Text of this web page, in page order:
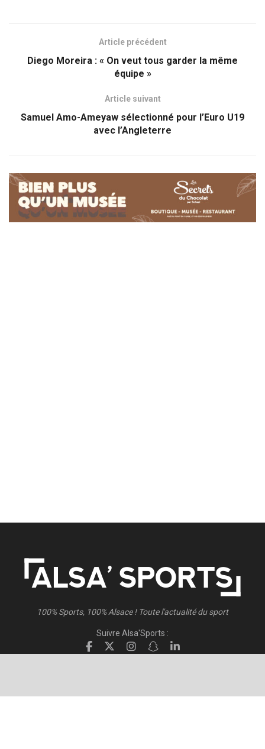
Article précédent
Diego Moreira : « On veut tous garder la même
équipe »
Article suivant
Samuel Amo-Ameyaw sélectionné pour l’Euro U19
avec l’Angleterre
100% Sports, 100% Alsace ! Toute l'actualité du sport
Suivre Alsa'Sports :